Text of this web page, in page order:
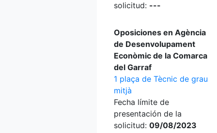
solicitud: ---
Oposiciones en Agència
de Desenvolupament
Econòmic de la Comarca
del Garraf
1 plaça de Tècnic de grau
mitjà
Fecha límite de
presentación de la
solicitud: 09/08/2023